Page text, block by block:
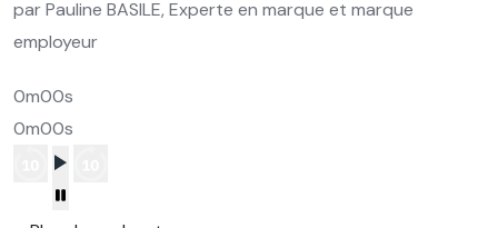
par Pauline BASILE, Experte en marque et marque
employeur
0m00s
0m00s